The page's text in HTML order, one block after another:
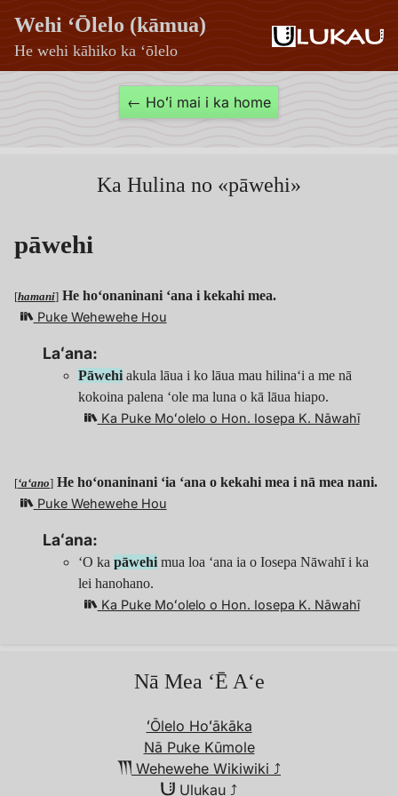
Wehi ʻŌlelo (kāmua)
He wehi kāhiko ka ʻōlelo
← Hoʻi mai i ka home
Ka Hulina no «pāwehi»
pāwehi
[hamani] He hoʻonaninani ʻana i kekahi mea.
Puke Wehewehe Hou
Laʻana:
Pāwehi akula lāua i ko lāua mau hilinaʻi a me nā
kokoina palena ʻole ma luna o kā lāua hiapo.
Ka Puke Moʻolelo o Hon. Iosepa K. Nāwahī
[ʻaʻano] He hoʻonaninani ʻia ʻana o kekahi mea i nā mea nani.
Puke Wehewehe Hou
Laʻana:
ʻO ka pāwehi mua loa ʻana ia o Iosepa Nāwahī i ka
lei hanohano.
Ka Puke Moʻolelo o Hon. Iosepa K. Nāwahī
Nā Mea ʻĒ Aʻe
ʻŌlelo Hoʻākāka
Nā Puke Kūmole
Wehewehe Wikiwiki︎ ⤴︎
Ulukau ⤴︎